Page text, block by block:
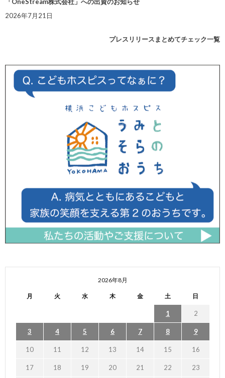
「OneStream株式会社」への出資のお知らせ
2026年7月21日
プレスリリースまとめてチェック一覧
2026年8月
月 火 水 木 金 土 日
1 2
3 4 5 6 7 8 9
10 11 12 13 14 15 16
17 18 19 20 21 22 23